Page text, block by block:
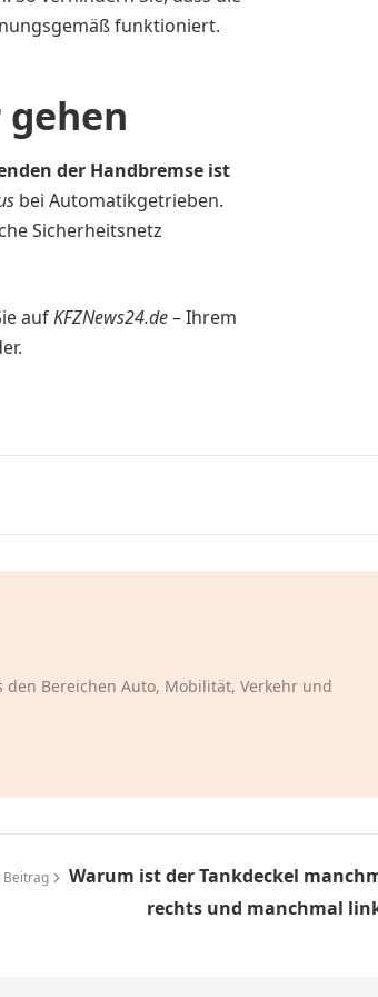
funktioniert.
der Handbremse ist
bei Automatikgetrieben.
Sicherheitsnetz
aufKFZNews24.de– Ihrem
den Bereichen Auto, Mobilität, Verkehr und
Beitrag
Warum ist der Tankdeckel
rechts und manchmal